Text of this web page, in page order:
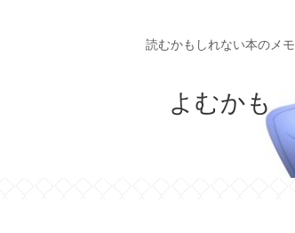
読むかもしれない本のメモ
よむかも